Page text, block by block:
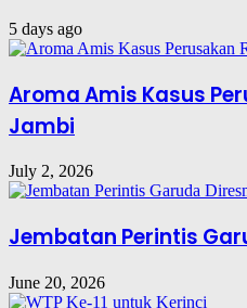
5 days ago
Aroma Amis Kasus
Jambi
July 2, 2026
Jembatan Perintis
June 20, 2026